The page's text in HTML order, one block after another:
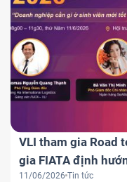
VLI tham gia Road
gia FIATA định
11/06/2026 Tin tức